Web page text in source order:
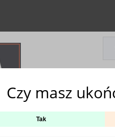
Częste pytania
Czy masz
Tak